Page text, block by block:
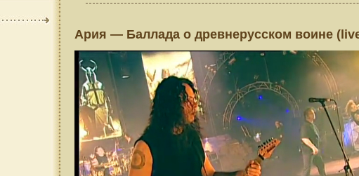
Ария — Баллада о древнерусском воине